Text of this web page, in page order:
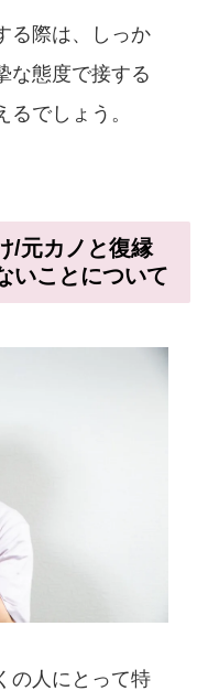
る際は、しっか
な態度で接する
でしょう。
/元カノと復縁
いことについて
の人にとって特